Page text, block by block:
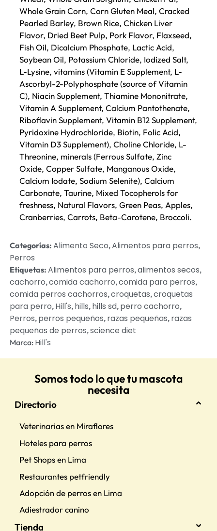
Whole Grain Corn, Corn Gluten Meal, Cracked
Pearled Barley, Brown Rice, Chicken Liver
Flavor, Dried Beet Pulp, Pork Flavor, Flaxseed,
Fish Oil, Dicalcium Phosphate, Lactic Acid,
Soybean Oil, Potassium Chloride, Iodized Salt,
L-Lysine, vitamins (Vitamin E Supplement, L-
Ascorbyl-2-Polyphosphate (source of Vitamin
C), Niacin Supplement, Thiamine Mononitrate,
Vitamin A Supplement, Calcium Pantothenate,
Riboflavin Supplement, Vitamin B12 Supplement,
Pyridoxine Hydrochloride, Biotin, Folic Acid,
Vitamin D3 Supplement), Choline Chloride, L-
Threonine, minerals (Ferrous Sulfate, Zinc
Oxide, Copper Sulfate, Manganous Oxide,
Calcium Iodate, Sodium Selenite), Calcium
Carbonate, Taurine, Mixed Tocopherols for
freshness, Natural Flavors, Green Peas, Apples,
Cranberries, Carrots, Beta-Carotene, Broccoli.
Categorías: Alimento Seco,Alimentos para perros,
Perros
Etiquetas: Alimentos para perros,alimentos secos,
cachorro,comida cachorro,comida para perros,
comida perros cachorros,croquetas,croquetas
para perro, Hill's, hills, hills sd, perro cachorro,
Perros, perros pequeños, razas pequeñas, razas
pequeñas de perros,science diet
Marca: Hill's
Somos todo lo que tu mascota
necesita
Directorio
Veterinarias en Miraflores
Hoteles para perros
Pet Shops en Lima
Restaurantes petfriendly
Adopción de perros en Lima
Adiestrador canino
Tienda